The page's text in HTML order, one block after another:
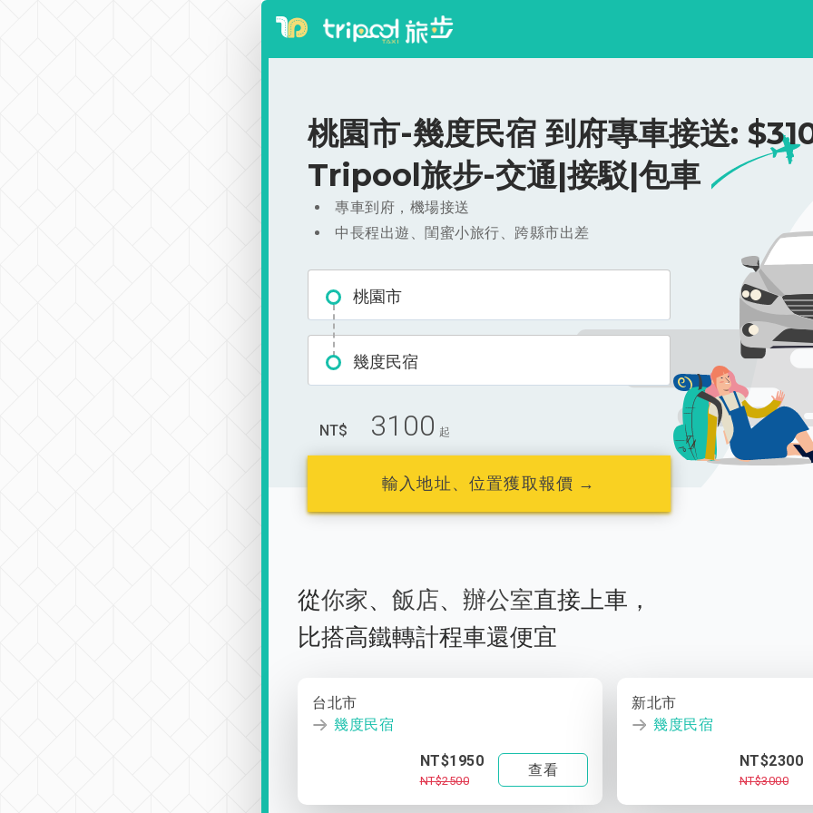
桃園市-幾度民宿 到府專車接送:
Tripool旅步-交通|接駁|包車
專車到府，機場接送
中長程出遊、閨蜜小旅行、跨縣市出差
桃園市
幾度民宿
NT$ 3100 起
輸入地址、位置獲取報價 →
從你家、 飯店、 辦公室直接上車，
比搭高鐵轉計程車還便宜
台北市
幾度民宿
NT$1950
NT$2500
查看
新北市
幾度民宿
NT$2300
NT$3000